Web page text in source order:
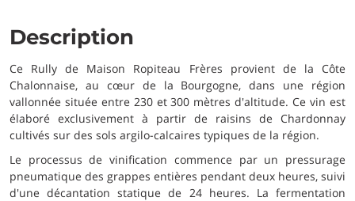
Description
Ce Rully de Maison Ropiteau Frères provient de la Côte
Chalonnaise, au cœur de la Bourgogne, dans une région
vallonnée située entre 230 et 300 mètres d'altitude. Ce vin est
élaboré exclusivement à partir de raisins de Chardonnay
cultivés sur des sols argilo-calcaires typiques de la région.
Le processus de vinification commence par un pressurage
pneumatique des grappes entières pendant deux heures, suivi
d'une décantation statique de 24 heures. La fermentation